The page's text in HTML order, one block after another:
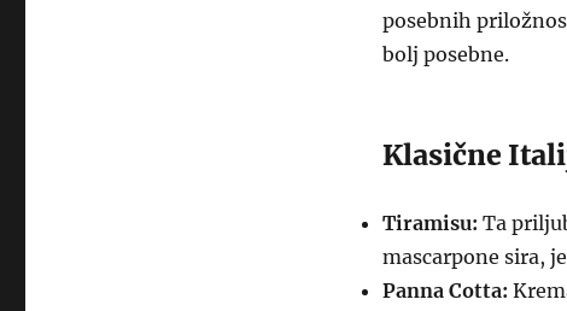
posebnih
bolj posebne.
Klasične
Tiramisu: Ta
mascarpone sira,
Panna Cotta: